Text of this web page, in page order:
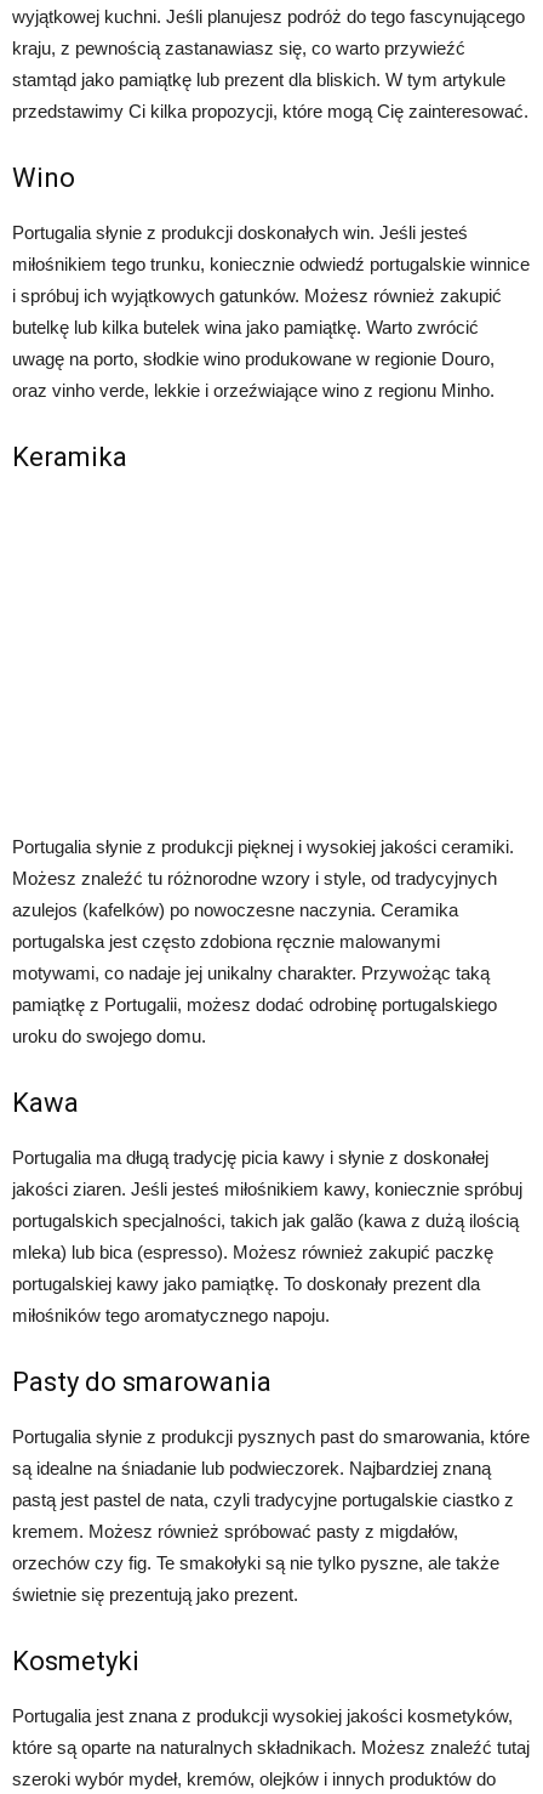
wyjątkowej kuchni. Jeśli planujesz podróż do tego fascynującego
kraju, z pewnością zastanawiasz się, co warto przywieźć
stamtąd jako pamiątkę lub prezent dla bliskich. W tym artykule
przedstawimy Ci kilka propozycji, które mogą Cię zainteresować.
Wino
Portugalia słynie z produkcji doskonałych win. Jeśli jesteś
miłośnikiem tego trunku, koniecznie odwiedź portugalskie winnice
i spróbuj ich wyjątkowych gatunków. Możesz również zakupić
butelkę lub kilka butelek wina jako pamiątkę. Warto zwrócić
uwagę na porto, słodkie wino produkowane w regionie Douro,
oraz vinho verde, lekkie i orzeźwiające wino z regionu Minho.
Keramika
Portugalia słynie z produkcji pięknej i wysokiej jakości ceramiki.
Możesz znaleźć tu różnorodne wzory i style, od tradycyjnych
azulejos (kafelków) po nowoczesne naczynia. Ceramika
portugalska jest często zdobiona ręcznie malowanymi
motywami, co nadaje jej unikalny charakter. Przywożąc taką
pamiątkę z Portugalii, możesz dodać odrobinę portugalskiego
uroku do swojego domu.
Kawa
Portugalia ma długą tradycję picia kawy i słynie z doskonałej
jakości ziaren. Jeśli jesteś miłośnikiem kawy, koniecznie spróbuj
portugalskich specjalności, takich jak galão (kawa z dużą ilością
mleka) lub bica (espresso). Możesz również zakupić paczkę
portugalskiej kawy jako pamiątkę. To doskonały prezent dla
miłośników tego aromatycznego napoju.
Pasty do smarowania
Portugalia słynie z produkcji pysznych past do smarowania, które
są idealne na śniadanie lub podwieczorek. Najbardziej znaną
pastą jest pastel de nata, czyli tradycyjne portugalskie ciastko z
kremem. Możesz również spróbować pasty z migdałów,
orzechów czy fig. Te smakołyki są nie tylko pyszne, ale także
świetnie się prezentują jako prezent.
Kosmetyki
Portugalia jest znana z produkcji wysokiej jakości kosmetyków,
które są oparte na naturalnych składnikach. Możesz znaleźć tutaj
szeroki wybór mydeł, kremów, olejków i innych produktów do